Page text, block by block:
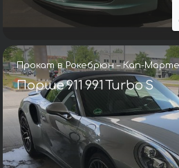
Прокат в Рокебрюн – Кап-
Порше 911 991 Turbo S